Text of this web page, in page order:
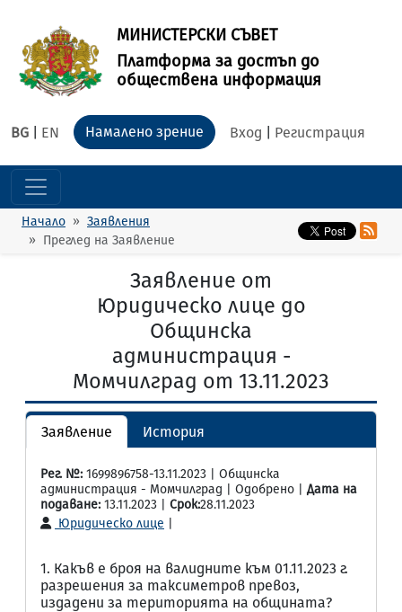
МИНИСТЕРСКИ СЪВЕТ
Платформа за достъп до
обществена информация
BG EN Вход Регистрация
Намалено зрение
Начало
Заявления
Преглед на Заявление
Заявление от
Юридическо лице до
Общинска
администрация -
Момчилград от 13.11.2023
Заявление История
Рег. №: 1699896758-13.11.2023 | Общинска
администрация - Момчилград | Одобрено | Дата на
подаване: 13.11.2023 | Срок:28.11.2023
Юридическо лице
1. Какъв е броя на валидните към 01.11.2023 г.
разрешения за таксиметров превоз,
издадени за територията на общината?